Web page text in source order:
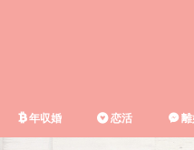
年収婚 恋活 離